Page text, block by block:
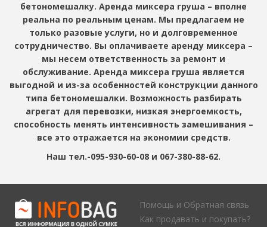
бетономешалку. Аренда миксера груша – вполне
реальна по реальным ценам. Мы предлагаем не
только разовые услуги, но и долговременное
сотрудничество. Вы оплачиваете аренду миксера –
мы несем ответственность за ремонт и
обслуживание. Аренда миксера груша является
выгодной и из-за особенностей конструкции данного
типа бетономешалки. Возможность разбирать
агрегат для перевозки, низкая энергоемкость,
способность менять интенсивность замешивания –
все это отражается на экономии средств.
Наш тел.-095-930-60-08 и 067-380-88-62.
Помощь и Обратная связь
Как продавать и покупать?